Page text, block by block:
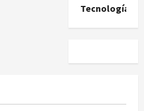
Tecnología